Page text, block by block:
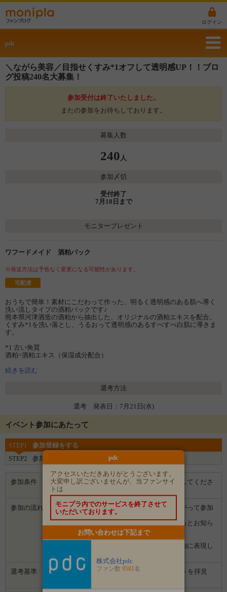
ログイン
pdc
＼ながら美容／目指せくすみ*1オフして透明感UP！！ブロ
グ投稿240名大募集！
参加受付は終了いたしました。
またの参加をお待ちしております。
募集人数
240 人
参加〆切
受付終了
7月18日まで
モニタープレゼント
ワフードメイド 酒粕パック
※発送方法は予告なく変更になる可能性があります。
宅配便
おうちで簡単！素材にこだわって作った、明るく透明感のある肌へ導く
洗い流しタイプの酒粕パックです♪
熊本県河津酒造の酒粕から抽出した、オリジナルの酒粕エキスを配合。
くすみ*1を洗い落とし、うるおって透明感のあるすべすべ白肌に導きま
す。
*1 古い角質
酒粕=酒粕エキス（保湿成分配合）
続きを読む
選考方法
選考 発表日：7月21日(水)
イベント参加にあたって
STEP1
参加登録をする
STEP2
参加完了
参加条件
・ブログ記事に商品の画像や感想を記載してくださ
る方
参加の流れ
１．「参加する」ボタンから画面にしたがって参加
します。
２．募集期間の終了後、企業から選ばれるとお知ら
せがあります。
３．企業から商品などが届きます。
４．試していただいた感想や口コミを自由に表現し
て投稿してください。
選考基準
お持ちのブログ記事やInstagramアカウントを拝見
pdc
アクセスいただきありがとうございます。
大変申し訳ございませんが、当ファンサイ
トは
モニプラ内でのサービスを終了させて
いただいております。
お問い合わせは下記まで
株式会社pdc
ファン数 9581名